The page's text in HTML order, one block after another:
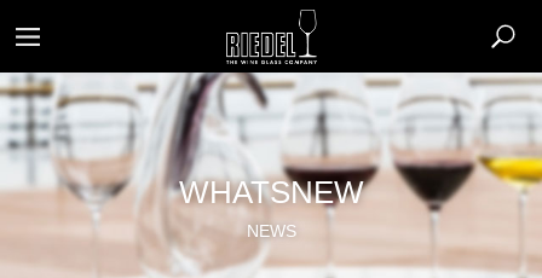
WHATSNEW
NEWS